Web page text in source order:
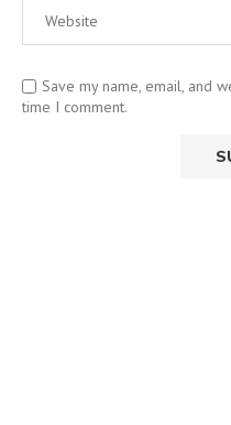
Save my name, email, and
time I comment.